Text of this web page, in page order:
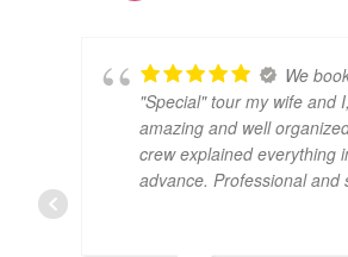
We
"Special" tour my wife and
amazing and well
crew explained everything
advance. Professional and